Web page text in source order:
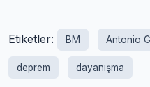
Etiketler: BM Antonio
deprem dayanışma